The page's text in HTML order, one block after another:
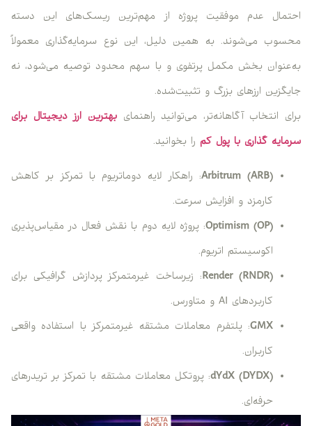
احتمال عدم موفقیت پروژه از مهم‌ترین ریسک‌های این دسته
محسوب می‌شوند. به همین دلیل، این نوع سرمایه‌گذاری معمولاً
به‌عنوان بخش مکمل پرتفوی و با سهم محدود توصیه می‌شود، نه
جایگزین ارزهای بزرگ و تثبیت‌شده.
برای انتخاب آگاهانه‌تر، می‌توانید راهنمایبهترین ارز دیجیتال برای
سرمایه گذاری با پول کم را بخوانید.
Arbitrum (ARB): راهکار لایه دوماتریوم با تمرکز بر کاهش
کارمزد و افزایش سرعت.
Optimism (OP): پروژه لایه دوم با نقش فعال در مقیاس‌پذیری
اکوسیستم اتریوم.
Render (RNDR): زیرساخت غیرمتمرکز پردازش گرافیکی برای
کاربردهای AI و متاورس.
GMX: پلتفرم معاملات مشتقه غیرمتمرکز با استفاده واقعی
کاربران.
dYdX (DYDX): پروتکل معاملات مشتقه با تمرکز بر تریدرهای
حرفه‌ای.